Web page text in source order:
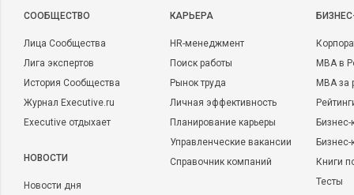
CООБЩЕСТВО
Лица Сообщества
Лига экспертов
История Сообщества
Журнал Executive.ru
Executive отдыхает
НОВОСТИ
Новости дня
КАРЬЕРА
HR-менеджмент
Поиск работы
Рынок труда
Личная эффективность
Планирование карьеры
Управленческие вакансии
Справочник компаний
MBA в
MBA
Бизнес-
Книги
Тесты